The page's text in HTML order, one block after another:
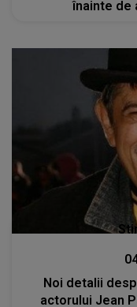
înainte de
Noi detalii
actorului Jean